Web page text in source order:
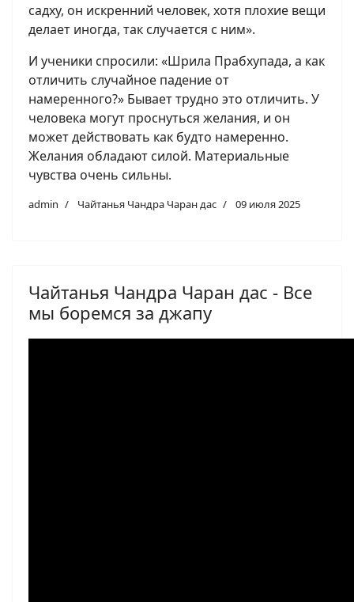
садху, он искренний человек, хотя плохие вещи
делает иногда, так случается с ним».
И ученики спросили: «Шрила Прабхупада, а как
отличить случайное падение от
намеренного?» Бывает трудно это отличить. У
человека могут проснуться желания, и он
может действовать как будто намеренно.
Желания обладают силой. Материальные
чувства очень сильны.
admin Чайтанья Чандра Чаран дас 09 июля 2025
Чайтанья Чандра Чаран дас - Все
мы боремся за джапу